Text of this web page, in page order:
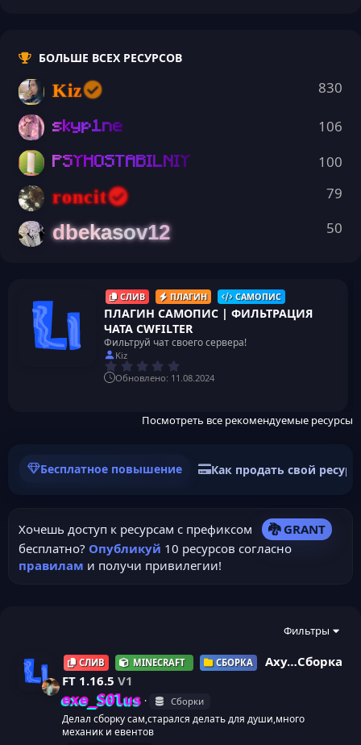
д
БОЛЬШЕ ВСЕХ РЕСУРСОВ
830
Kiz
106
skyp1ne
100
PSYHOSTABILNIY
79
roncit
50
dbekasov12
Иконка
СЛИВ ПЛАГИН САМОПИС
ПЛАГИН САМОПИС | ФИЛЬТРАЦИЯ
ЧАТА CWFILTER
Фильтруй чат своего сервера!
Kiz
0
в
ё
Обновлено: 11.08.2024
Посмотреть все рекомендуемые ресурсы
Бесплатное повышение Как продать свой
Хочешь доступ к ресурсам с префиксом
🐉 GRANT
бесплатно? Опубликуй 10 ресурсов согласно
правилам и получи привилегии!
Фильтры
СЛИВ MINECRAFT СБОРКА
Аху…Сборка
FT 1.16.5 V1
exe_S0lus Сборки
Делал сборку сам,старался делать для души,много
механик и евентов